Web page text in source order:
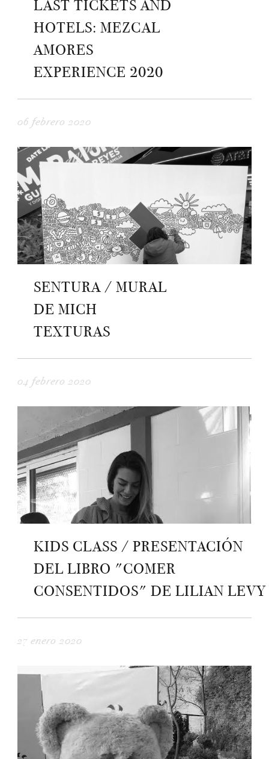
LAST TICKETS AND
HOTELS: MEZCAL
AMORES
EXPERIENCE 2020
06 febrero 2020
SENTURA / MURAL
DE MICH
TEXTURAS
04 febrero 2020
KIDS CLASS / PRESENTACIÓN
DEL LIBRO "COMER
CONSENTIDOS" DE LILIAN LEVY
27 enero 2020